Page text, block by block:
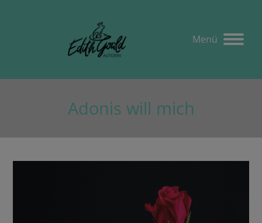
Menü
Adonis will mich